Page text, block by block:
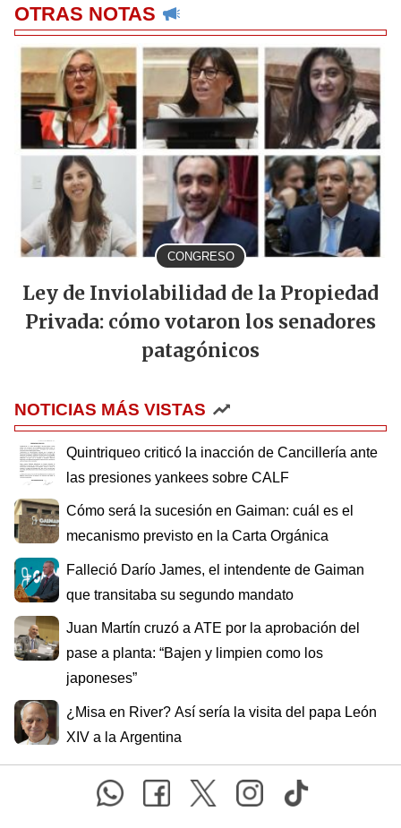
OTRAS NOTAS
CONGRESO
Ley de Inviolabilidad de la Propiedad
Privada: cómo votaron los senadores
patagónicos
NOTICIAS MÁS VISTAS
Quintriqueo criticó la inacción de Cancillería ante
las presiones yankees sobre CALF
Cómo será la sucesión en Gaiman: cuál es el
mecanismo previsto en la Carta Orgánica
Falleció Darío James, el intendente de Gaiman
que transitaba su segundo mandato
Juan Martín cruzó a ATE por la aprobación del
pase a planta: “Bajen y limpien como los
japoneses”
¿Misa en River? Así sería la visita del papa León
XIV a la Argentina